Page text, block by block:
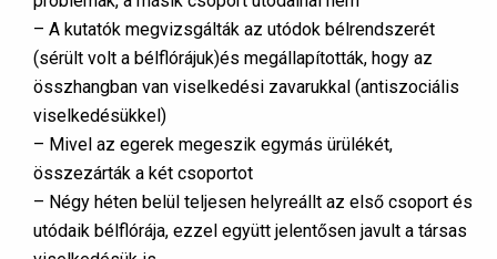
– A kutatók megvizsgálták az utódok bélrendszerét
(sérült volt a bélflórájuk)és megállapították, hogy az
összhangban van viselkedési zavarukkal (antiszociális
viselkedésükkel)
– Mivel az egerek megeszik egymás ürülékét,
összezárták a két csoportot
– Négy héten belül teljesen helyreállt az első csoport és
utódaik bélflórája, ezzel együtt jelentősen javult a társas